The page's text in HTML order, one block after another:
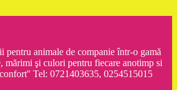
pentru animale de companie într-o gamă
mărimi şi culori pentru fiecare anotimp si
Tel: 0721403635, 0254515015